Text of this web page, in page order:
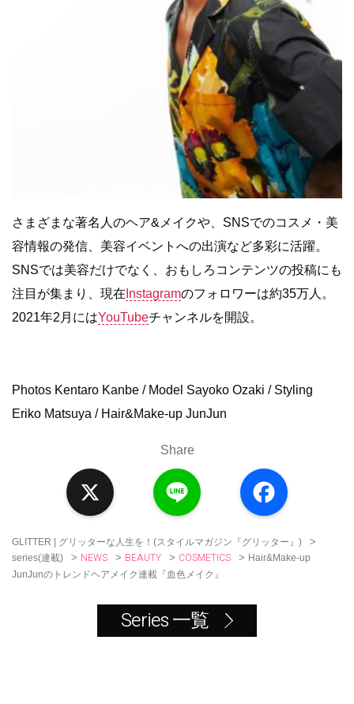
さまざまな著名人のヘア& メイクや、 SNSでのコスメ・美
容情報の発信、美容イベントへの出演など多彩に活躍。
SNSでは美容だけでなく、おもしろコンテンツの投稿にも
注目が集まり、現在 Instagramのフォロワーは約35万人。
2021年2 月にはYouTubeチャンネルを開設。
Photos Kentaro Kanbe / Model Sayoko Ozaki / Styling
Eriko Matsuya / Hair&Make-up JunJun
Share
a
c
o
o
k
GLITTER | グリッターな人生を！(スタイルマガジン『グリッター』) >
series(連載) > NEWS > BEAUTY > COSMETICS > Hair&Make-up
JunJunのトレンドヘアメイク連載『血色メイク』
Series 一覧